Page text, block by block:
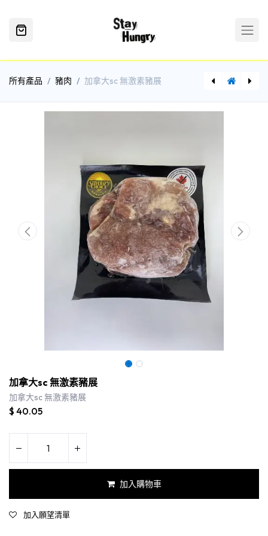
所有產品 豬肉 加拿大sc 無激素豬展
加拿大sc 無激素豬展
加拿大sc 無激素豬展
$ 40.05
加入購物車
加入願望清單